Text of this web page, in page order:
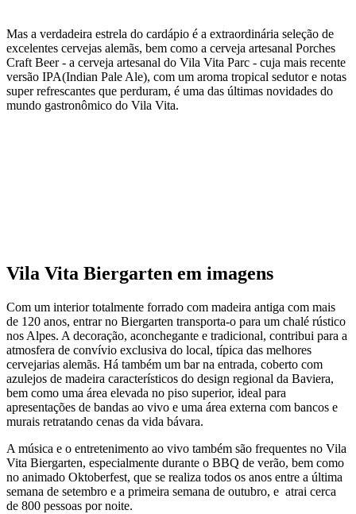
Mas a verdadeira estrela do cardápio é a extraordinária seleção de
excelentes cervejas alemãs, bem como a cerveja artesanal Porches
Craft Beer - a cerveja artesanal do Vila Vita Parc - cuja mais recente
versão IPA(Indian Pale Ale), com um aroma tropical sedutor e notas
super refrescantes que perduram, é uma das últimas novidades do
mundo gastronômico do Vila Vita.
Vila Vita Biergarten em imagens
Com um interior totalmente forrado com madeira antiga com mais
de 120 anos, entrar no Biergarten transporta-o para um chalé rústico
nos Alpes. A decoração, aconchegante e tradicional, contribui para a
atmosfera de convívio exclusiva do local, típica das melhores
cervejarias alemãs. Há também um bar na entrada, coberto com
azulejos de madeira característicos do design regional da Baviera,
bem como uma área elevada no piso superior, ideal para
apresentações de bandas ao vivo e uma área externa com bancos e
murais retratando cenas da vida bávara.
A música e o entretenimento ao vivo também são frequentes no Vila
Vita Biergarten, especialmente durante o BBQ de verão, bem como
no animado Oktoberfest, que se realiza todos os anos entre a última
semana de setembro e a primeira semana de outubro, e atrai cerca
de 800 pessoas por noite.